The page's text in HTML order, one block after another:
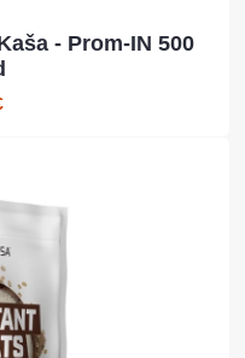
- Prom-IN 500